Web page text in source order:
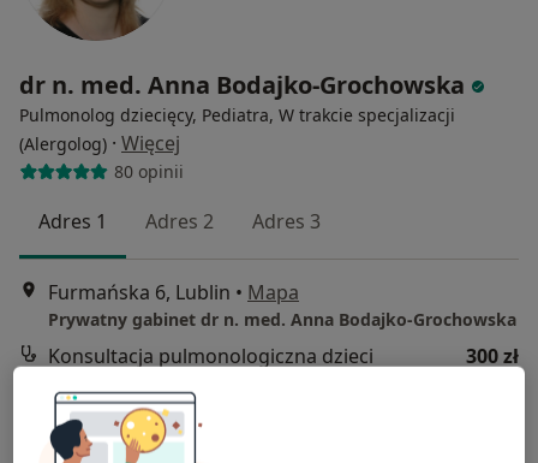
dr n. med. Anna Bodajko-Grochowska
Pulmonolog dziecięcy, Pediatra, W trakcie specjalizacji
(Alergolog) · Więcej
80 opinii
Adres 1 Adres 2 Adres 3
Furmańska 6, Lublin • Mapa
Prywatny gabinet dr n. med. Anna Bodajko-Grochowska
Konsultacja pulmonologiczna dzieci
300 zł
Poproś o wizytę